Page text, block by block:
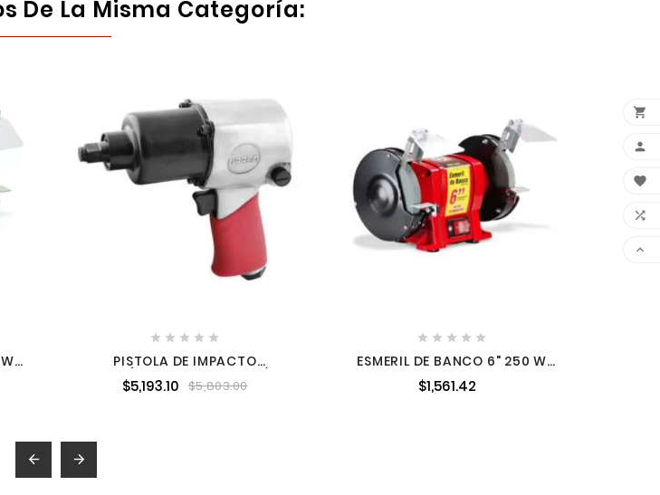
De La Misma Categoría:
    
PISTOLA DE IMPACTO
NEUMÁTICA CUADRO DE 1/2"
400 FT-LB SISTEMA TWIN
$5,193.10 $5,803.00
    
ESMERIL DE BANCO 6" 250 W
3,450 RPM MIKELS ED-6
$1,561.42
 




